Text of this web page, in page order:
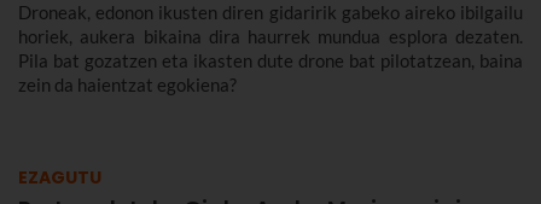
Droneak, edonon ikusten diren gidaririk gabeko aireko ibilgailu
horiek, aukera bikaina dira haurrek mundua esplora dezaten.
Pila bat gozatzen eta ikasten dute drone bat pilotatzean, baina
zein da haientzat egokiena?
EZAGUTU